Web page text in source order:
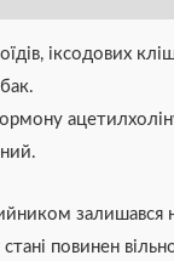
іксодових
залишався
повинен